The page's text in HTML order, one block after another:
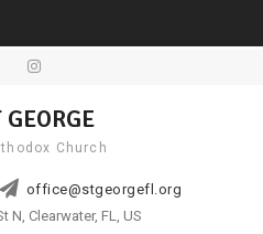
Church
office@stgeorgefl.org
N, Clearwater, FL, US